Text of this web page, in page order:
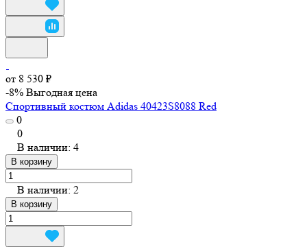
от 8 530 ₽
-8% Выгодная цена
Спортивный костюм Adidas 40423S8088 Red
0
0
В наличии: 4
В корзину
В наличии: 2
В корзину